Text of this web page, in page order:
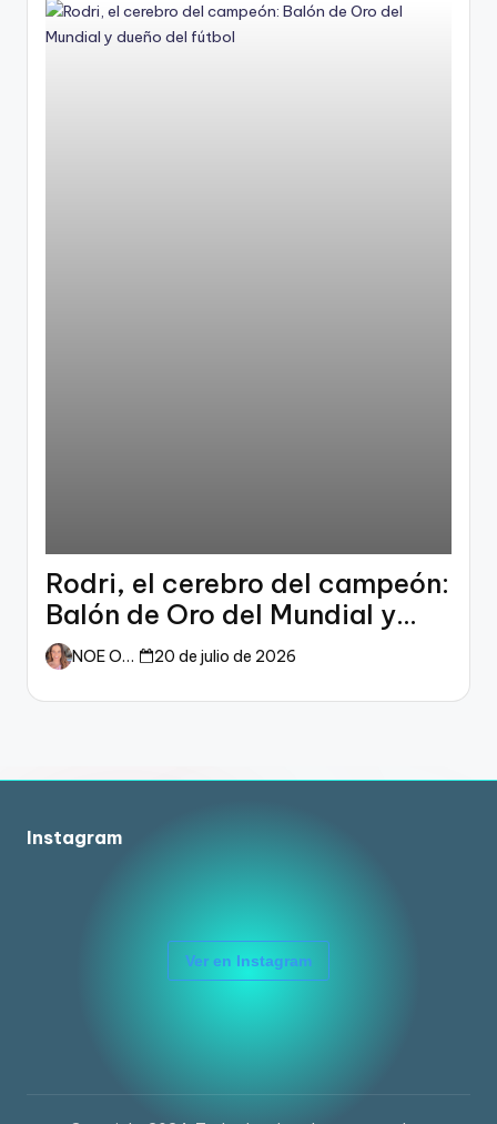
Rodri, el cerebro del campeón:
Balón de Oro del Mundial y
dueño del fútbol
NOE ORTIZ 20 de julio de 2026
Instagram
Ver en Instagram